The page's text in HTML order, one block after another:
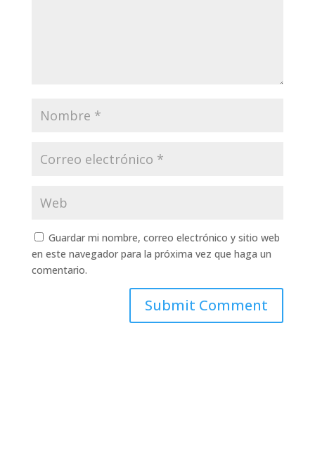
Guardar mi nombre, correo electrónico y sitio web
en este navegador para la próxima vez que haga un
comentario.